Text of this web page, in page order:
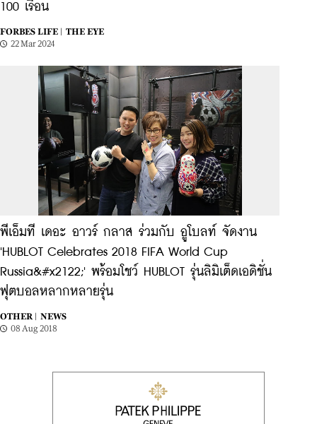
100 เรือน
FORBES LIFE |
THE EYE
22 Mar 2024
พีเอ็มที เดอะ อาวร์ กลาส ร่วมกับ อูโบลท์ จัดงาน
'HUBLOT Celebrates 2018 FIFA World Cup
Russia&#x2122;' พร้อมโชว์ HUBLOT รุ่นลิมิเต็ดเอดิชั่น
ฟุตบอลหลากหลายรุ่น
OTHER |
NEWS
08 Aug 2018